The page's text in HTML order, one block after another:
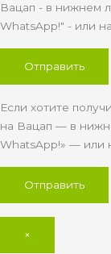
Вацап - в нижнем
WhatsApp!" - или
Если хотите
на Вацап — в
WhatsApp!» — или
×